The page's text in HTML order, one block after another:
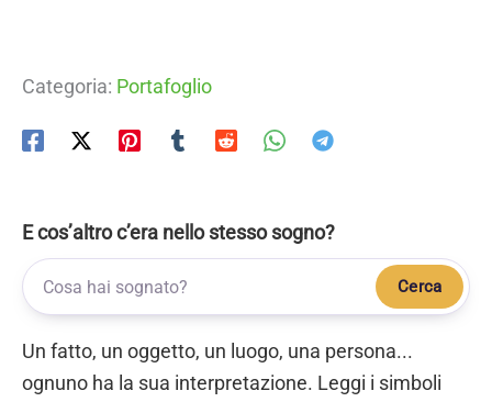
Categoria: Portafoglio
E cos’altro c’era nello stesso sogno?
Cerca
Un fatto, un oggetto, un luogo, una persona...
ognuno ha la sua interpretazione. Leggi i simboli